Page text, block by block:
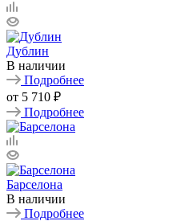
Дублин
В наличии
Подробнее
от 5 710 ₽
Подробнее
Барселона
В наличии
Подробнее